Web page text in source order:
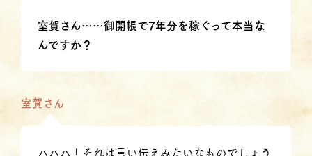
室賀さん……御開帳で7年分を稼ぐって本当な
んですか？
室賀さん
ハハハ！それは言い伝えみたいなものでしょう